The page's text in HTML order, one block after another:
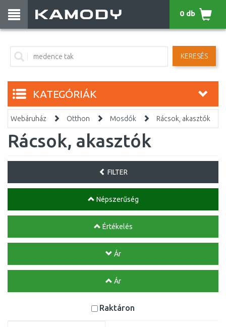
KERESÉS
0 db
KATEGÓRIÁK
Webáruház Otthon Mosdók Rácsok, akasztók
Rácsok, akasztók
FILTER
Népszerűség
Értékelés
Ár
Ár
Raktáron